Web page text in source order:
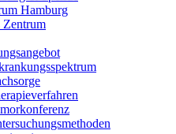
Hamburg
Zentrum